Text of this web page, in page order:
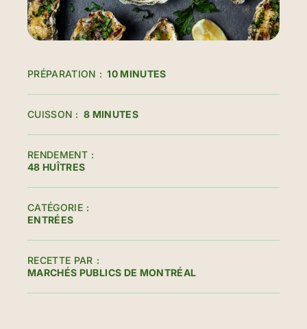
PRÉPARATION 10 MINUTES
CUISSON 8 MINUTES
RENDEMENT
48 HUÎTRES
CATÉGORIE
ENTRÉES
RECETTE PAR
MARCHÉS PUBLICS DE MONTRÉAL